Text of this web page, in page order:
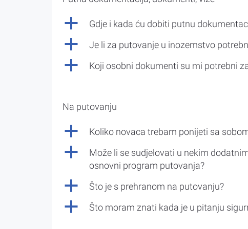
a Gdje i kada ću dobiti putnu
a Je li za putovanje u inozemstvo
a Koji osobni dokumenti su mi potrebni
Na putovanju
a Koliko novaca trebam ponijeti sa
a
Može li se sudjelovati u nekim
osnovni program putovanja?
a Što je s prehranom na putovanju?
a Što moram znati kada je u pitanju